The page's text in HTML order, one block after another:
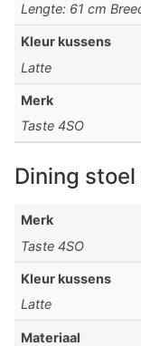
Lengte: 61 cm
Kleur kussens
Latte
Merk
Taste 4SO
Dining stoel
Merk
Taste 4SO
Kleur kussens
Latte
Materiaal